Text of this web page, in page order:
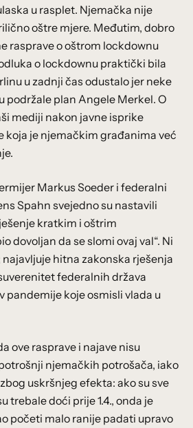
u rasplet. Njemačka nije
oštre mjere. Međutim, dobro
rasprave o oštrom lockdownu
o lockdownu praktički bila
u zadnji čas odustalo jer neke
podržale plan Angele Merkel. O
mediji nakon javne isprike
koja je njemačkim građanima već
Markus Soeder i federalni
Spahn svejedno su nastavili
kratkim i oštrim
dovoljan da se slomi ovaj val“. Ni
hitna zakonska rješenja
federalnih država
pandemije koje osmisli vlada u
ove rasprave i najave nisu
njemačkih potrošača, iako
uskršnjeg efekta: ako su sve
trebale doći prije 1.4., onda je
početi malo ranije padati upravo